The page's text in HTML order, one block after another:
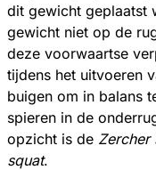
dit gewicht geplaatst
gewicht niet op de
deze voorwaartse
tijdens het uitvoeren
buigen om in balans
spieren in de
opzicht is de Zercher
squat.